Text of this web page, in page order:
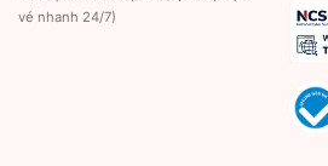
vé nhanh 24/7)